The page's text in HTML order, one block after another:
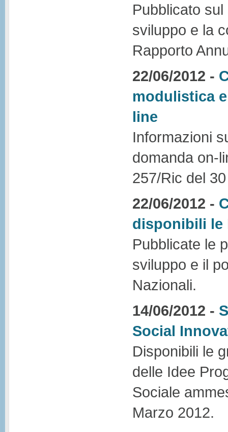
Pubblicato
sviluppo e la
Rapporto
22/06/2012 -
modulistica
line
Informazioni
domanda on-
257/Ric del
22/06/2012 -
disponibili le
Pubblicate le
sviluppo e il
Nazionali.
14/06/2012 -
Social
Disponibili le
delle Idee
Sociale
Marzo 2012.